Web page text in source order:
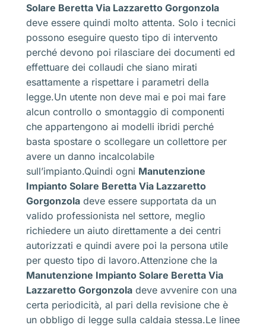
Solare Beretta Via Lazzaretto Gorgonzola
deve essere quindi molto attenta. Solo i tecnici
possono eseguire questo tipo di intervento
perché devono poi rilasciare dei documenti ed
effettuare dei collaudi che siano mirati
esattamente a rispettare i parametri della
legge.Un utente non deve mai e poi mai fare
alcun controllo o smontaggio di componenti
che appartengono ai modelli ibridi perché
basta spostare o scollegare un collettore per
avere un danno incalcolabile
sull’impianto.Quindi ogni Manutenzione
Impianto Solare Beretta Via Lazzaretto
Gorgonzola deve essere supportata da un
valido professionista nel settore, meglio
richiedere un aiuto direttamente a dei centri
autorizzati e quindi avere poi la persona utile
per questo tipo di lavoro.Attenzione che la
Manutenzione Impianto Solare Beretta Via
Lazzaretto Gorgonzola deve avvenire con una
certa periodicità, al pari della revisione che è
un obbligo di legge sulla caldaia stessa.Le linee